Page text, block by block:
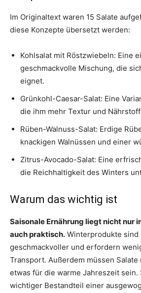
Im Originaltext waren 15 Salate
diese Konzepte übersetzt werden:
Kohlsalat mit Röstzwiebeln: Eine
geschmackvolle Mischung, die
eignet.
Grünkohl-Caesar-Salat: Eine
die ihm mehr Textur und
Rüben-Walnuss-Salat: Erdige
knackigen Walnüssen und einer
Zitrus-Avocado-Salat: Eine
die Reichhaltigkeit des Winters
Warum das wichtig ist
Saisonale Ernährung liegt nicht nur
auch praktisch. Winterprodukte sind
geschmackvoller und erfordern
Transport. Außerdem müssen
etwas für die warme Jahreszeit sein.
wichtiger Bestandteil einer